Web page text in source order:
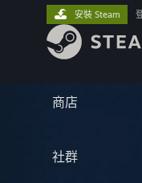
商店
社群
安裝 Steam